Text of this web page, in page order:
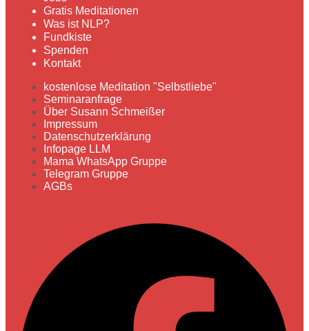
Gratis Meditationen
Was ist NLP?
Fundkiste
Spenden
Kontakt
kostenlose Meditation "Selbstliebe"
Seminaranfrage
Über Susann Schmeißer
Impressum
Datenschutzerklärung
Infopage LLM
Mama WhatsApp Gruppe
Telegram Gruppe
AGBs